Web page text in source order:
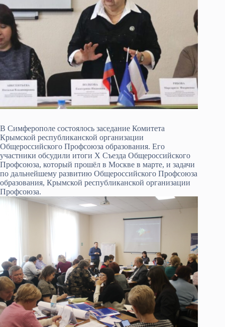
В Симферополе состоялось заседание Комитета
Крымской республиканской организации
Общероссийского Профсоюза образования. Его
участники обсудили итоги X Съезда Общероссийского
Профсоюза, который прошёл в Москве в марте, и задачи
по дальнейшему развитию Общероссийского Профсоюза
образования, Крымской республиканской организации
Профсоюза.